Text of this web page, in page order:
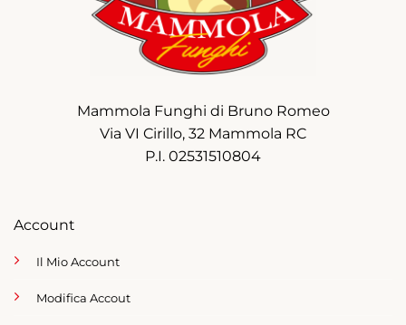
Mammola Funghi di Bruno Romeo
Via VI Cirillo, 32 Mammola RC
P.I. 02531510804
Account
Il Mio Account
Modifica Accout